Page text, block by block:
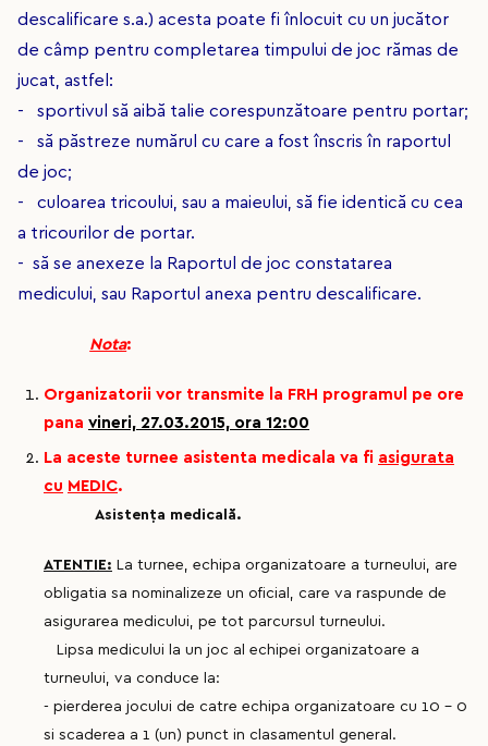
descalificare s.a.) acesta poate fi înlocuit cu un jucător
de câmp pentru completarea timpului de joc rămas de
jucat, astfel:
- sportivul să aibă talie corespunzătoare pentru portar;
- să păstreze numărul cu care a fost înscris în raportul
de joc;
- culoarea tricoului, sau a maieului, să fie identică cu cea
a tricourilor de portar.
- să se anexeze la Raportul de joc constatarea
medicului, sau Raportul anexa pentru descalificare.
Nota:
Organizatorii vor transmite la FRH programul pe ore
pana vineri, 27.03.2015, ora 12:00
La aceste turnee asistenta medicala va fi asigurata
cu MEDIC.
Asistenţa medicală.
ATENTIE: La turnee, echipa organizatoare a turneului, are
obligatia sa nominalizeze un oficial, care va raspunde de
asigurarea medicului, pe tot parcursul turneului.
Lipsa medicului la un joc al echipei organizatoare a
turneului, va conduce la:
- pierderea jocului de catre echipa organizatoare cu 10 – 0
si scaderea a 1 (un) punct in clasamentul general.